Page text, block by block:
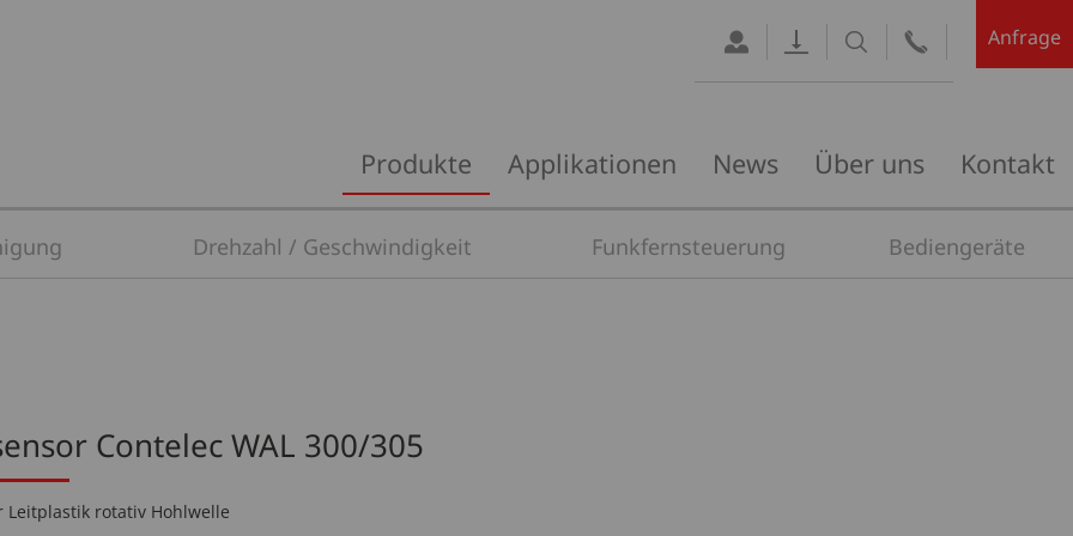
Anfrage
überspringen
Produkte Applikationen News Über uns Kontakt
Drehzahl / Geschwindigkeit Funkfernsteuerung Bediengeräte
Contelec WAL 300/305
Leitplastik rotativ Hohlwelle